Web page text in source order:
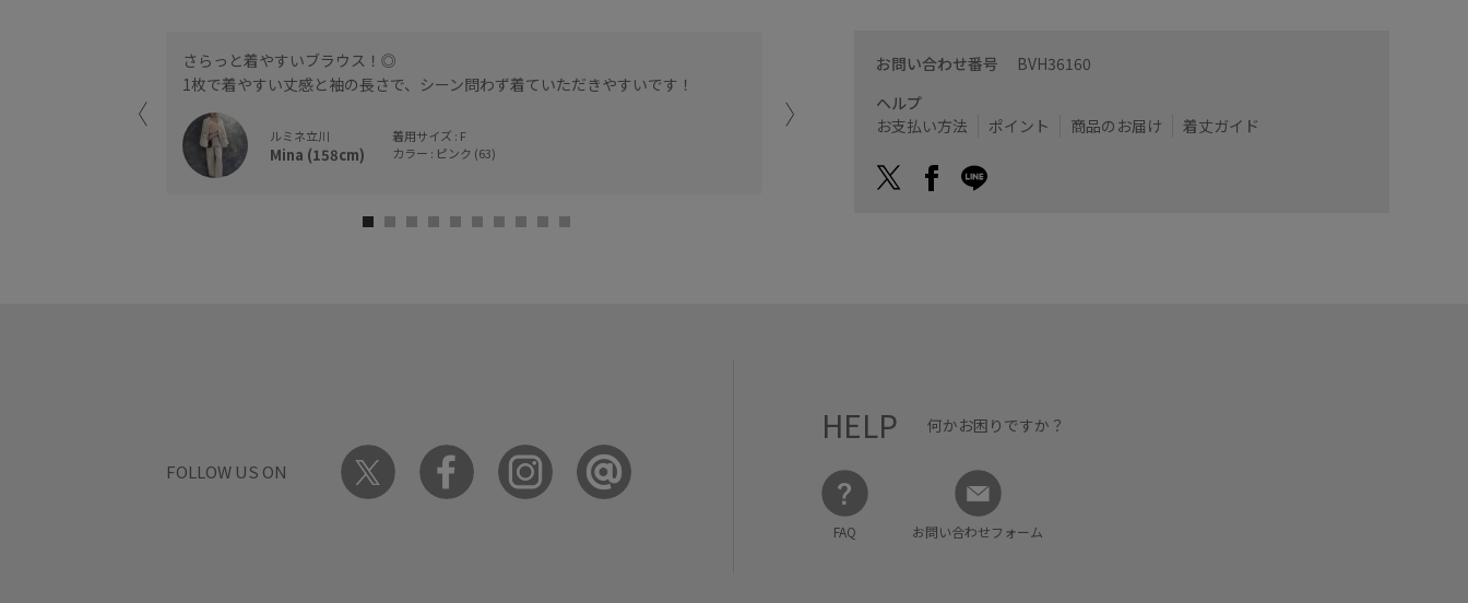
さらっと着やすいブラウス！◎
1枚で着やすい丈感と袖の長さで、シーン問わず着ていただきやすいです！
ルミネ立川
Mina (158cm)
着用サイズ : F
カラー : ピンク (63)
生地が薄く、サラッと羽織れるシャツです。これからの暑い夏でもこのシャツ１
ルミネ北千住
着用サイズ : F
お問い合わせ番号 BVH36160
ヘルプ
お支払い方法
ポイント 商品のお届け 着丈ガイド
FOLLOW US ON
HELP 何かお困りですか？
FAQ お問い合わせフォーム